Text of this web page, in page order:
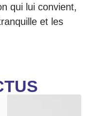
qui lui convient,
et les